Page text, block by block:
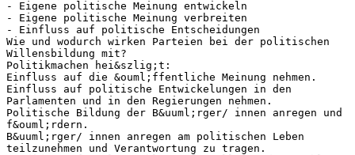
- Eigene politische Meinung entwickeln
- Eigene politische Meinung verbreiten
- Einfluss auf politische Entscheidungen
Wie und wodurch wirken Parteien bei der politischen
Willensbildung mit?
Politikmachen hei&szlig;t:
Einfluss auf die &ouml;ffentliche Meinung nehmen.
Einfluss auf politische Entwickelungen in den
Parlamenten und in den Regierungen nehmen.
Politische Bildung der B&uuml;rger/ innen anregen und
f&ouml;rdern.
B&uuml;rger/ innen anregen am politischen Leben
teilzunehmen und Verantwortung zu tragen.